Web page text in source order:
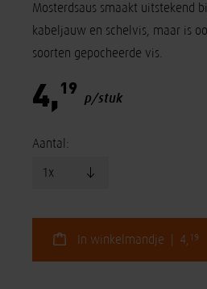
Mosterdsaus smaakt uitstekend
kabeljauw en schelvis, maar is
soorten gepocheerde vis.
4, 19
p/stuk
Aantal:
In winkelmandje | 4, 19